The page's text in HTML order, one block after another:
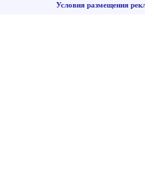
Условия размещения